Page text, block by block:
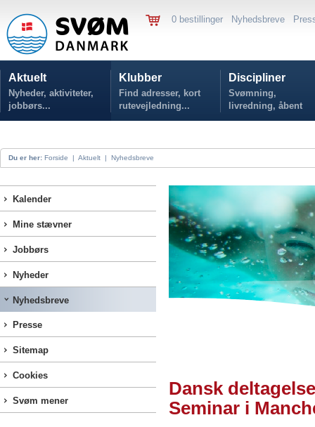
0 bestillinger Nyhedsbreve
Aktuelt
Nyheder, aktiviteter,
jobbørs...
Klubber
Find adresser, kort
rutevejledning...
Discipliner
Svømning,
livredning, åbent
vand...
Du er her: Forside | Aktuelt | Nyhedsbreve
Kalender
Mine stævner
Jobbørs
Nyheder
Nyhedsbreve
Presse
Sitemap
Cookies
Svøm mener
Dansk
Seminar i